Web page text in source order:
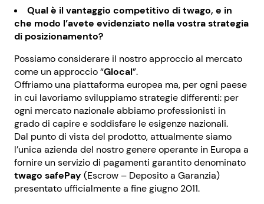
Qual è il vantaggio competitivo di twago, e in
che modo l’avete evidenziato nella vostra strategia
di posizionamento?
Possiamo considerare il nostro approccio al mercato
come un approccio “Glocal”.
Offriamo una piattaforma europea ma, per ogni paese
in cui lavoriamo sviluppiamo strategie differenti: per
ogni mercato nazionale abbiamo professionisti in
grado di capire e soddisfare le esigenze nazionali.
Dal punto di vista del prodotto, attualmente siamo
l’unica azienda del nostro genere operante in Europa a
fornire un servizio di pagamenti garantito denominato
twago safePay (Escrow – Deposito a Garanzia)
presentato ufficialmente a fine giugno 2011.